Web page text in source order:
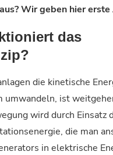
Wir geben hier
das
die kinetische
umwandeln, ist
wird durch Einsatz
die man
in elektrische